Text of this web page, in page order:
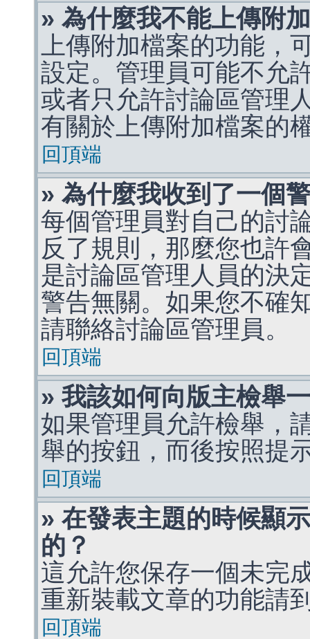
» 為什麼我不能上傳附
上傳附加檔案的功能，
設定。管理員可能不允
或者只允許討論區管理
有關於上傳附加檔案的
回頂端
» 為什麼我收到了一個
每個管理員對自己的討
反了規則，那麼您也許
是討論區管理人員的決
警告無關。如果您不確
請聯絡討論區管理員。
回頂端
» 我該如何向版主檢舉
如果管理員允許檢舉，
舉的按鈕，而後按照提
回頂端
» 在發表主題的時候顯
的？
這允許您保存一個未完
重新裝載文章的功能請
回頂端